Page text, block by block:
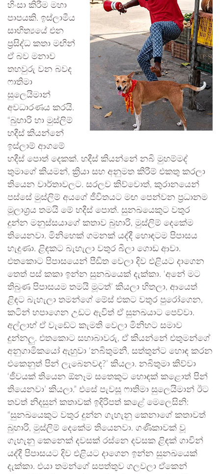
හිංසා කිරීම මහා
පාපයකි. ඉස්ලාමීය
සාහිත්‍යයේ එන
ප්‍රසිද්ධ කතා මඟින්
ඒ බව මනාව
තහවුරු වන බවද
ෆාතිමා
සුලෙයිමාන්
අවධාරණය කරයි.
“බුහාරි හා මුස්ලිම්
හදීස් කියන්නේ
ඉස්ලාම් ආගමේ
හදීස් පොත් දෙකක්. හදීස් කියන්නේ නබි මුහම්මද්
තුමාගේ කියමන්, ක්‍රියා සහ අනුමත කිරීම් එකතු කරලා
තියෙන වාර්තාවලට. සරලව කිව්වොත්, කුරානයෙන්
පස්සේ මුස්ලිම් අයගේ ජීවිතයට මඟ පෙන්වන ප්‍රධානම
මූලාශ්‍රය තමයි මේ හදීස් පොත්. සුනඛයෙකුට වතුර
දුන්න මනුස්සයාගේ කතාව බුහාරි, මුස්ලිම් දෙකේම
තියෙනවා. මිනිහෙක් ගමනක් යද්දී හොඳටම පිපාසය
හැදුණා. ළිඳකට බැහැලා වතුර බීලා ගොඩ ආවා.
එතකොට පිපාසයෙන් පීඩිත වෙලා දිව එළියට දාගෙන
තෙත් පස් කකා ඉන්න සුනඛයෙක් දැක්කා. ‘අනේ මට
තිබුණ පිපාසයම තමයි මූටත්’ කියලා හිතලා, ආයෙත්
ළිඳට බැහැලා තමන්ගේ මේස් එකට වතුර පුරෝගෙන,
කටින් හපාගෙන උඩට ඇවිත් ඒ සුනඛයාට පෙව්වා.
අල්ලාහ් ඒ වැඩේට කැමති වෙලා මිනිහට සමාව
දුන්නලු. එතකොට සහාබාවරු, ඒ කියන්නේ එතුමන්ගේ
අනුගාමිකයෝ ඇහුවා ‘නබිතුමනී, සත්තුන්ට හොඳ කරන
එකෙනුත් පින් ලැබෙනවද?’ කියලා. නබිතුමා කිව්වා
‘ජීවයක් තියෙන ඕනෑම සතෙකුට හොඳක් කළොත් පින්
තියෙනවා’ කියලා.” එසේ පැවසූ ෆාතිමා සුලෙයිමාන් ඊට
තවත් නිදසුන් කතාවක් ඉදිරිපත් කළේ මෙලෙසිනි:
“සුනඛයෙකුට වතුර දුන්න ගැහැනු කෙනාගේ කතාවත්
බුහාරි, මුස්ලිම් දෙකේම තියෙනවා. ගණිකාවක් වූ
ගැහැනු කෙනෙක් දවසක් රස්නෙ දවසක ළිඳක් ගාවින්
යද්දී පිපාසයට දිව එළියට දාගෙන ඉන්න සුනඛයෙක්
දැක්කා. එයා තමන්ගේ සපත්තුව ගලවලා ඒකෙන්